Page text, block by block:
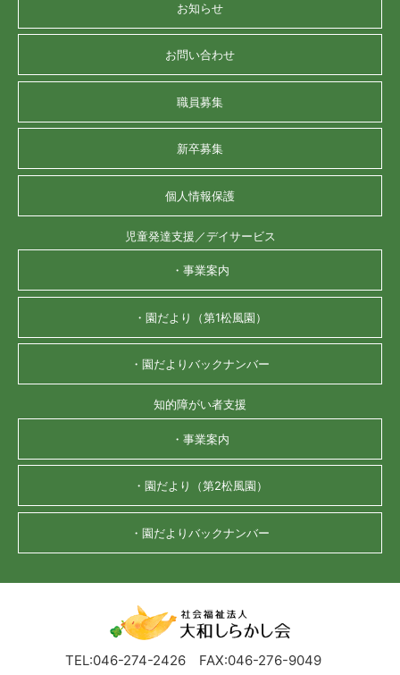
お知らせ
お問い合わせ
職員募集
新卒募集
個人情報保護
児童発達支援／デイサービス
・事業案内
・園だより（第1松風園）
・園だよりバックナンバー
知的障がい者支援
・事業案内
・園だより（第2松風園）
・園だよりバックナンバー
TEL:046-274-2426 FAX:046-276-9049